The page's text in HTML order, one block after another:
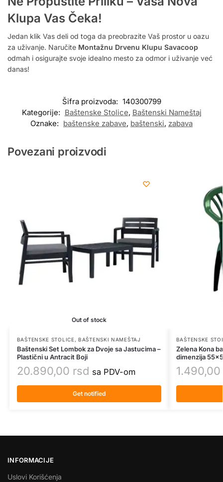
Klupa Vas Čeka!
Jedan klik Vas deli od toga da preobrazite Vaš prostor u oazu
za uživanje. Naručite Montažnu Drvenu Klupu Savacoop
odmah i osigurajte svoje idealno mesto za odmor i uživanje već
danas!
Šifra proizvoda: 140300799
Kategorije: Baštenske Stolice, Baštenski Nameštaj
Oznake: baštenske zabave, baštenski, zabava
Povezani proizvodi
Out of stock
BAŠTENSKE STOLICE,BAŠTENSKI NAMEŠTAJ
Baštenski Set Lombok za Dvoje sa Jastucima –
Plastični u Antracit Boji
20.890,00 rsd sa PDV-om
Get notified
BAŠTENSKE
Zelena Kona
dimenzija
1.490,00
INFORMACIJE
Uslovi Korišćenja